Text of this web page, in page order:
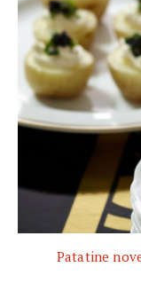
Patatine